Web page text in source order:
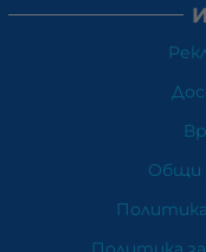
Общи